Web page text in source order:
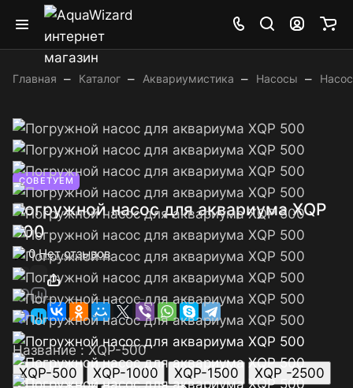
Главная – Каталог – Аквариумистика – Насосы –
СОВЕТУЕМ
Погружной насос для аквариума XQP
500
0 Нет отзывов
Название :XQP-500
XQP-500
XQP-1000 XQP-1500
XQP -2500